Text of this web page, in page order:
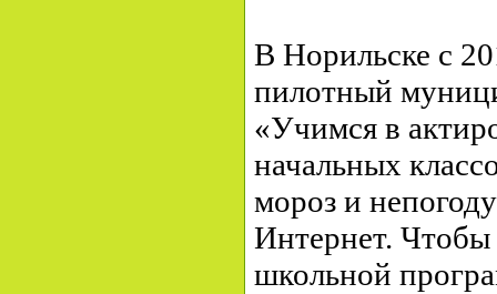
В Норильске с
пилотный
«Учимся в
начальных
мороз и
Интернет. Чтобы
школьной